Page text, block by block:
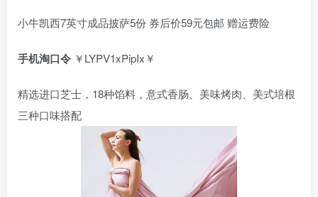
小牛凯西7英寸成品披萨5份 券后价59元包邮 赠运费险
手机淘口令 ￥LYPV1xPipIx￥
精选进口芝士，18种馅料，意式香肠、美味烤肉、美式培根
三种口味搭配